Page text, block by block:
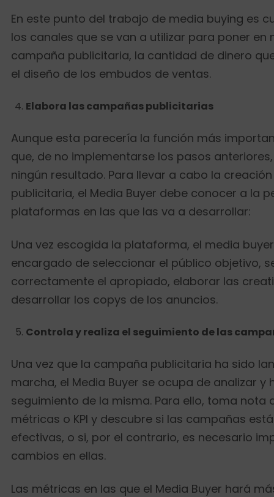
En este punto del trabajo de media buying es
los canales que se van a utilizar para poner en
campaña publicitaria, la cantidad de dinero
el diseño de los embudos de ventas.
Elabora las campañas publicitarias
Aunque esta parecería la función más
que, de no implementarse los pasos
ningún resultado. Para llevar a cabo la
publicitaria, el Media Buyer debe conocer a la
plataformas en las que las va a desarrollar:
Una vez escogida la plataforma, el media
encargado de seleccionar el público objetivo,
correctamente el apropiado, elaborar las
desarrollar los copys de los anuncios.
Controla y realiza el seguimiento de las
Una vez que la campaña publicitaria ha sido
marcha, el Media Buyer se ocupa de analizar y
seguimiento de la misma. Para ello, toma nota
métricas o KPI y descubre si las campañas
efectivas, o si, por el contrario, es necesario
cambios en ellas.
Las métricas en las que el Media Buyer hará